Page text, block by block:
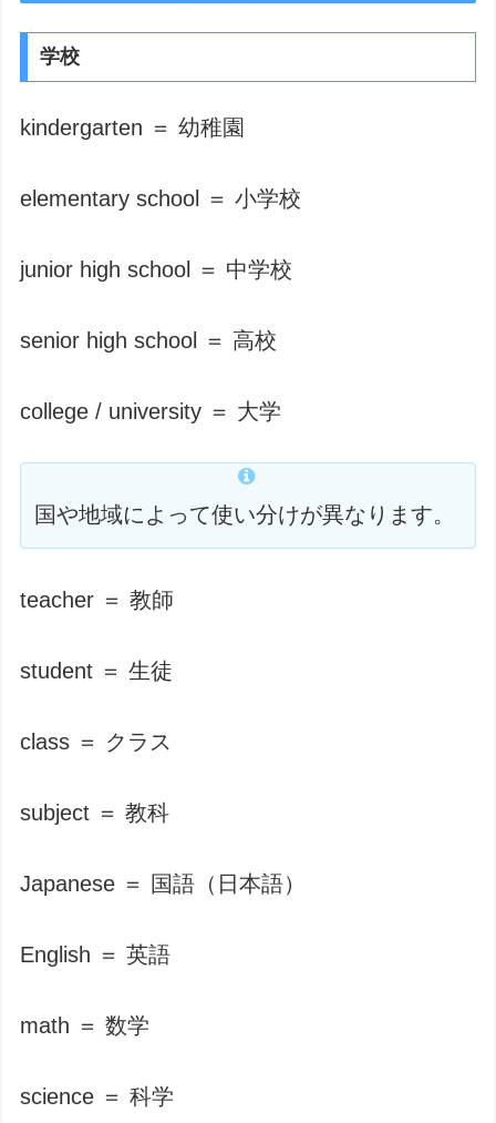
学校
kindergarten ＝ 幼稚園
elementary school ＝ 小学校
junior high school ＝ 中学校
senior high school ＝ 高校
college / university ＝ 大学
国や地域によって使い分けが異なります。
teacher ＝ 教師
student ＝ 生徒
class ＝ クラス
subject ＝ 教科
Japanese ＝ 国語（日本語）
English ＝ 英語
math ＝ 数学
science ＝ 科学